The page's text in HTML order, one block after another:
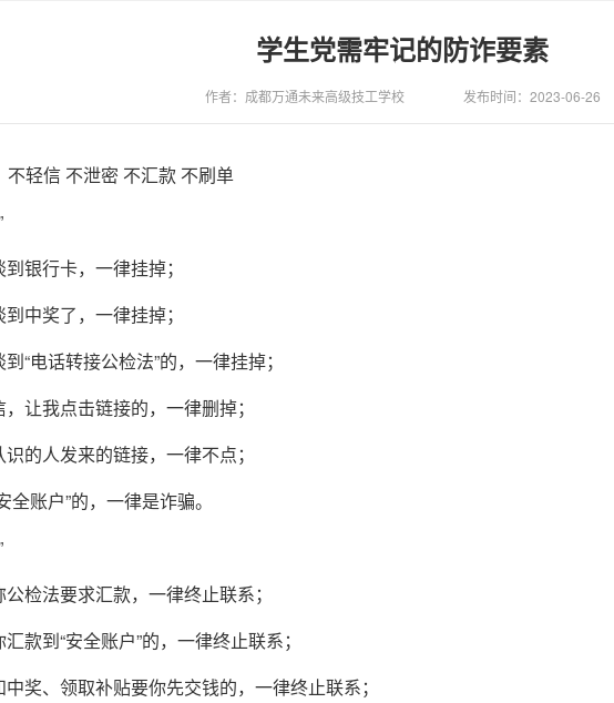
学生党需牢记的防诈要素
作者：成都万通未来高级技工学校 发布时间：2023-06-26
不轻信 不泄密 不汇款 不刷单
银行卡，一律挂掉；
中奖了，一律挂掉；
“电话转接公检法”的，一律挂掉；
让我点击链接的，一律删掉；
的人发来的链接，一律不点；
全账户”的，一律是诈骗。
检法要求汇款，一律终止联系；
款到“安全账户”的，一律终止联系；
奖、领取补贴要你先交钱的，一律终止联系；